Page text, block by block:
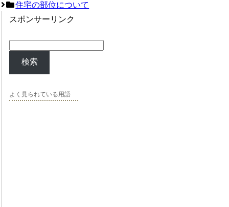
住宅の部位について
スポンサーリンク
検索
よく見られている用語